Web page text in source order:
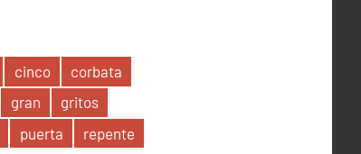
cinco
corbata
gran
gritos
puerta
repente